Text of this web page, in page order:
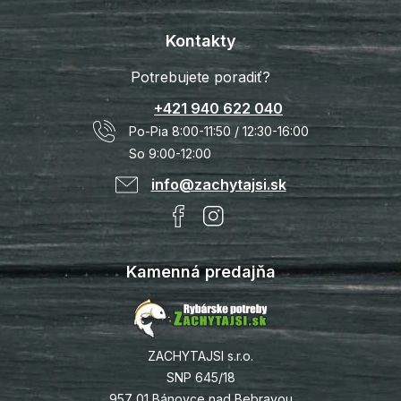
Kontakty
Potrebujete poradiť?
+421 940 622 040
Po-Pia 8:00-11:50 / 12:30-16:00
So 9:00-12:00
info@zachytajsi.sk
Kamenná predajňa
ZACHYTAJSI s.r.o.
SNP 645/18